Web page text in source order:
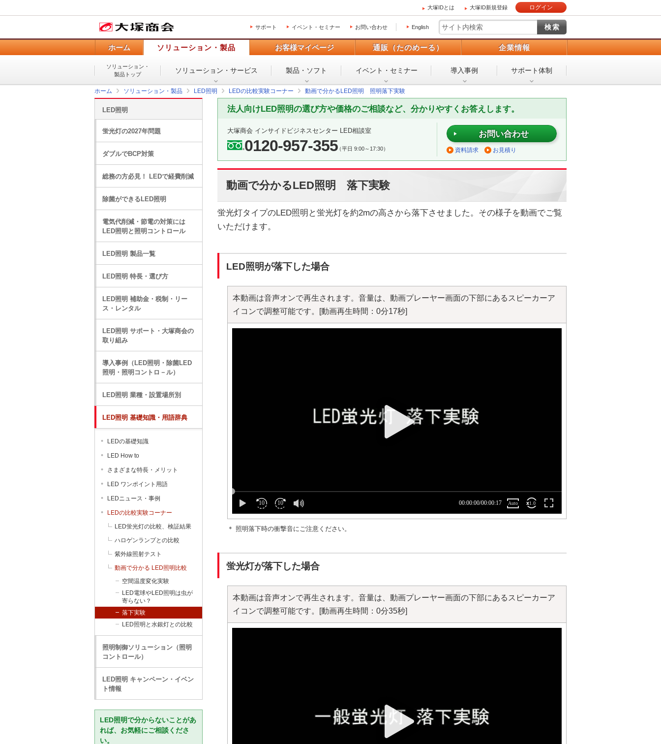
大塚IDとは 大塚ID新規登録 ログイン
サポート イベント・セミナー お問い合わせ English
ホーム ソリューション・製品 お客様マイページ 通販（たのめーる） 企業情報
ソリューション・
製品トップ
ソリューション・ サービス 製品・ソフト イベント・ セミナー 導入事例 サポート体制
ホーム ソリューション・製品 LED照明 LEDの比較実験コーナー 動画で分かるLED照明 照明落下実験
法人向けLED照明の選び方や価格のご相談など、分かりやすくお答えします。
大塚商会 インサイドビジネスセンター LED相談室
0120-957-355（平日 9:00～17:30）
お問い合わせ
資料請求 お見積り
動画で分かるLED照明 落下実験
蛍光灯タイプのLED照明と蛍光灯を約2mの高さから落下させました。その様子を動画でご覧
いただけます。
LED照明が落下した場合
本動画は音声オンで再生されます。音量は、動画プレーヤー画面の下部にあるスピーカーア
イコンで調整可能です。[動画再生時間：0分17秒]
＊ 照明落下時の衝撃音にご注意ください。
蛍光灯が落下した場合
本動画は音声オンで再生されます。音量は、動画プレーヤー画面の下部にあるスピーカーア
イコンで調整可能です。[動画再生時間：0分35秒]
LED照明
蛍光灯の2027年問題
ダブルでBCP対策
総務の方必見！ LEDで経費削減
除菌ができるLED照明
電気代削減・節電の対策には
LED照明と照明コントロール
LED照明 製品一覧
LED照明 特長・選び方
LED照明 補助金・税制・リー
ス・レンタル
LED照明 サポート・大塚商会の
取り組み
導入事例（LED照明・除菌LED
照明・照明コントロ－ル）
LED照明 業種・設置場所別
LED照明 基礎知識・用語辞典
LEDの基礎知識
LED How to
さまざまな特長・メリット
LED ワンポイント用語
LEDニュース・事例
LEDの比較実験コーナー
LED蛍光灯の比較、検証結果
ハロゲンランプとの比較
紫外線照射テスト
動画で分かる LED照明比較
空間温度変化実験
LED電球やLED照明は虫が
寄らない？
落下実験
LED照明と水銀灯との比較
照明制御ソリューション（照明
コントロール）
LED照明 キャンペーン・イベン
ト情報
LED照明で分からないことがあ
れば、お気軽にご相談くださ
い。